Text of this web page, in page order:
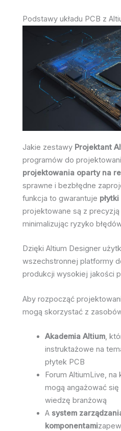
Podstawy układu PCB z
Jakie zestawy Projektant
programów do
projektowania oparty na
sprawne i bezbłędne
funkcja to gwarantuje
projektowane są z precyzją
minimalizując ryzyko
Dzięki Altium Designer
wszechstronnej platformy
produkcji wysokiej jakości
Aby rozpocząć
mogą skorzystać z
Akademia Altium,
instruktażowe na
płytek PCB
Forum AltiumLive,
mogą angażować
wiedzę branżową
A system
komponentami